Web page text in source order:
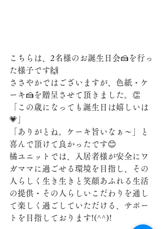
こちらは、2名様のお誕生日会🍰を行っ
た様子です🙌
ささやかではございますが、色紙・ケ
ーキ🍰を贈呈させて頂きました。👏
「この歳になっても誕生日は嬉しいは
💗」
「ありがとね。ケーキ旨いなぁ～」と
喜んで頂けて良かったです😊
橘ユニットでは、入居者様が安全にワ
ガママに過ごせる環境を目指し、その
人らしく生き生きと笑顔あふれる生活
の提供・その人らしいこだわりを通し
て楽しく過ごしていただける、サポー
トを目指しております!(^^)!